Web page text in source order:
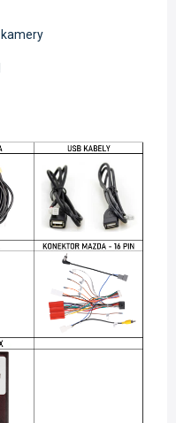
kamery